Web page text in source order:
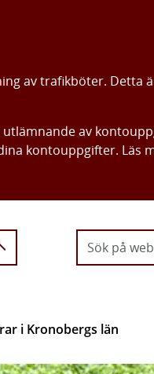
av trafikböter. Detta
av
kontouppgifter. Läs
i Kronobergs län